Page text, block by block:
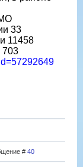
33
11458
703
# 40